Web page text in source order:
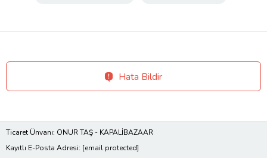
Hata Bildir
Ticaret Ünvanı: ONUR TAŞ - KAPALİBAZAAR
Kayıtlı E-Posta Adresi: [email protected]